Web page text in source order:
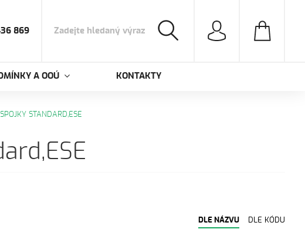
869
A OOÚ KONTAKTY
STANDARD,ESE
DLE NÁZVU DLE KÓDU